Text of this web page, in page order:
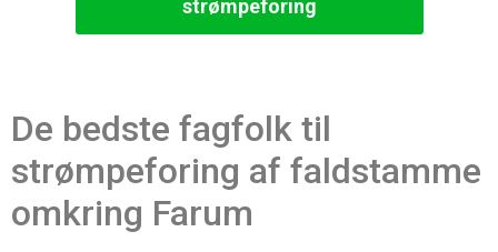
strømpeforing
De bedste fagfolk til
strømpeforing af faldstamme
omkring Farum